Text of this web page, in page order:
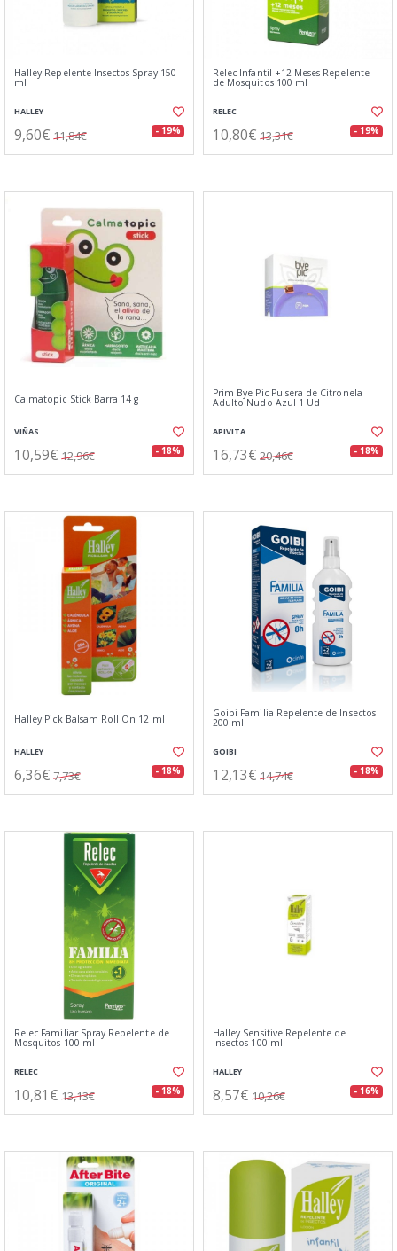
Halley Repelente Insectos Spray 150
ml
HALLEY
9,60€ 11,84€ - 19%
Relec Infantil +12 Meses Repelente
de Mosquitos 100 ml
RELEC
10,80€ 13,31€ - 19%
Calmatopic Stick Barra 14 g
VIÑAS
10,59€ 12,96€ - 18%
Prim Bye Pic Pulsera de Citronela
Adulto Nudo Azul 1 Ud
APIVITA
16,73€ 20,46€ - 18%
Halley Pick Balsam Roll On 12 ml
HALLEY
6,36€ 7,73€ - 18%
Goibi Familia Repelente de Insectos
200 ml
GOIBI
12,13€ 14,74€ - 18%
Relec Familiar Spray Repelente de
Mosquitos 100 ml
RELEC
10,81€ 13,13€ - 18%
Halley Sensitive Repelente de
Insectos 100 ml
HALLEY
8,57€ 10,26€ - 16%